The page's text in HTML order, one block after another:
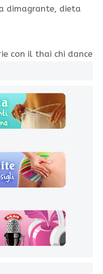
dimagrante, dieta
con il thai chi dance